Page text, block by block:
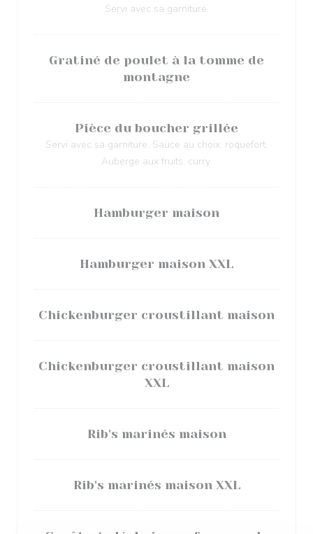
Servi avec sa garniture.
Gratiné de poulet à la tomme de
montagne
Pièce du boucher grillée
Servi avec sa garniture. Sauce au choix: roquefort,
Auberge aux fruits, curry.
Hamburger maison
Hamburger maison XXL
Chickenburger croustillant maison
Chickenburger croustillant maison
XXL
Rib's marinés maison
Rib's marinés maison XXL